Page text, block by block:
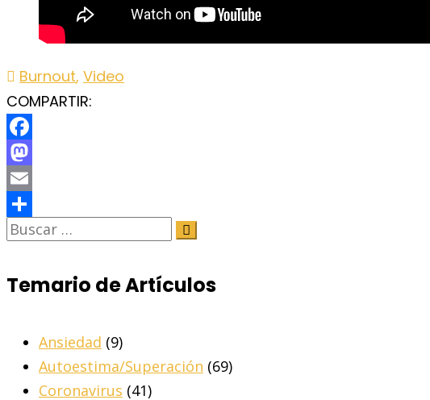
Burnout, Video
COMPARTIR:
Facebook
Mastodon
Email
Share
Temario de Artículos
Ansiedad (9)
Autoestima/Superación (69)
Coronavirus (41)